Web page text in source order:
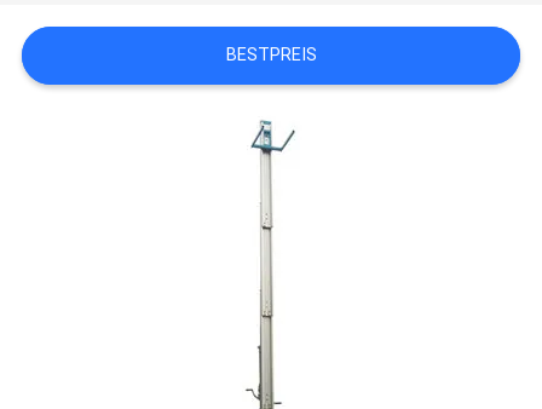
SITEMAP
DATENSCHUTZRICHTLINIE
BESTPREIS